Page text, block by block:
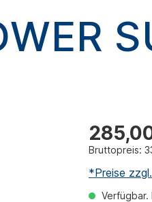
Bruttopreis:
*Preise